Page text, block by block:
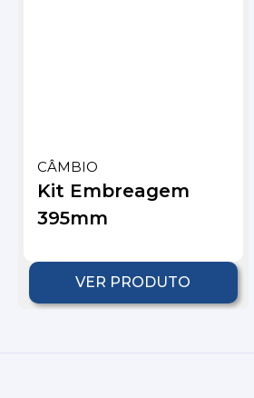
CÂMBIO
Kit Embreagem
395mm
VER PRODUTO